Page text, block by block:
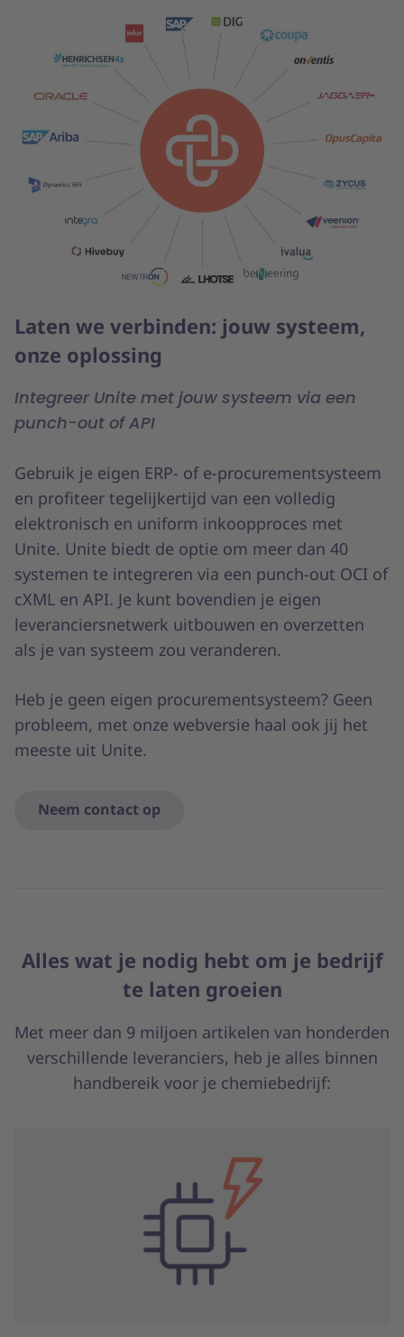
Laten we verbinden: jouw systeem,
onze oplossing
Integreer Unite met jouw systeem via een
punch-out of API
Gebruik je eigen ERP- of e-procurementsysteem
en profiteer tegelijkertijd van een volledig
elektronisch en uniform inkoopproces met
Unite. Unite biedt de optie om meer dan 40
systemen te integreren via een punch-out OCI of
cXML en API. Je kunt bovendien je eigen
leveranciersnetwerk uitbouwen en overzetten
als je van systeem zou veranderen.
Heb je geen eigen procurementsysteem? Geen
probleem, met onze webversie haal ook jij het
meeste uit Unite.
Neem contact op
Alles wat je nodig hebt om je bedrijf
te laten groeien
Met meer dan 9 miljoen artikelen van honderden
verschillende leveranciers, heb je alles binnen
handbereik voor je chemiebedrijf: